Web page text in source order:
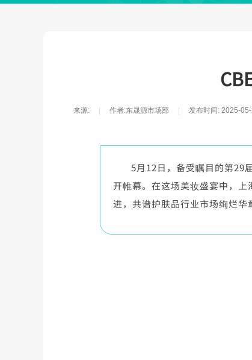
来源: 作者:东晟源市场部 发布时间: 2025-
5月12日，备受瞩目的第29届
开帷幕。在这场美妆盛宴中，
进，共谱护肤品行业市场绚烂华